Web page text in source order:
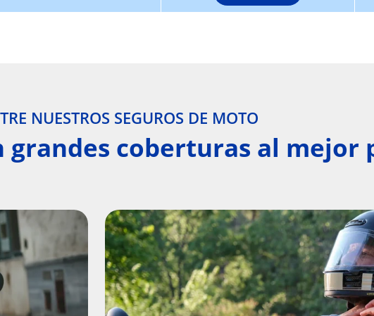
NUESTROS SEGUROS DE MOTO
grandes coberturas al mejor